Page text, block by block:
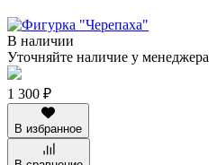
В наличии
Уточняйте наличие у менеджера
1 300 ₽
В избранное